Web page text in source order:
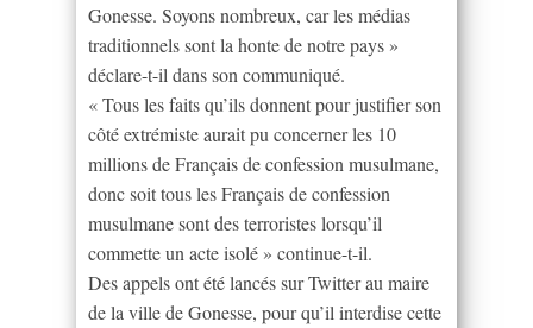
Gonesse. Soyons nombreux, car les médias
traditionnels sont la honte de notre pays »
déclare-t-il dans son communiqué.
« Tous les faits qu’ils donnent pour justifier son
côté extrémiste aurait pu concerner les 10
millions de Français de confession musulmane,
donc soit tous les Français de confession
musulmane sont des terroristes lorsqu’il
commette un acte isolé » continue-t-il.
Des appels ont été lancés sur Twitter au maire
de la ville de Gonesse, pour qu’il interdise cette